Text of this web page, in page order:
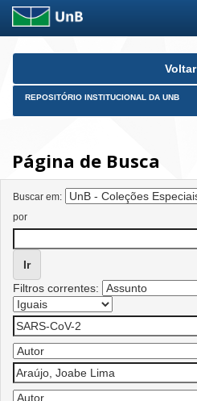
Skip
Voltar
REPOSITÓRIO INSTITUCIONAL DA UNB
Página de Busca
Buscar em:
por
Filtros correntes: